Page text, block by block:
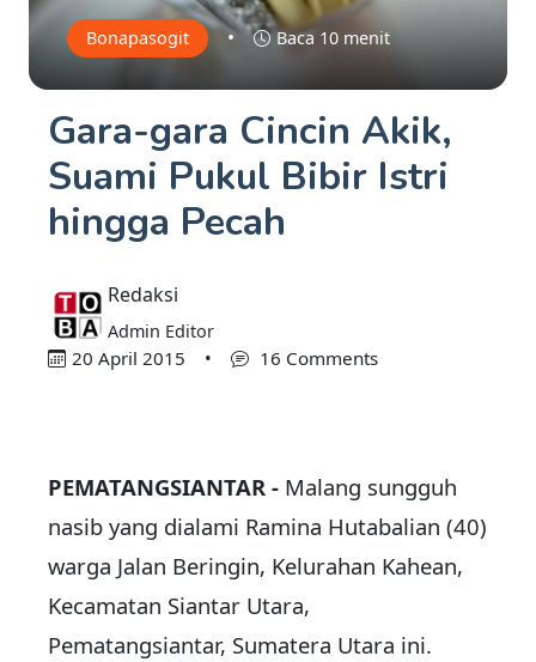
Bonapasogit • Baca 10 menit
Gara-gara Cincin Akik,
Suami Pukul Bibir Istri
hingga Pecah
Redaksi
Admin Editor
20 April 2015 • 16 Comments
PEMATANGSIANTAR - Malang sungguh
nasib yang dialami Ramina Hutabalian (40)
warga Jalan Beringin, Kelurahan Kahean,
Kecamatan Siantar Utara,
Pematangsiantar, Sumatera Utara ini.